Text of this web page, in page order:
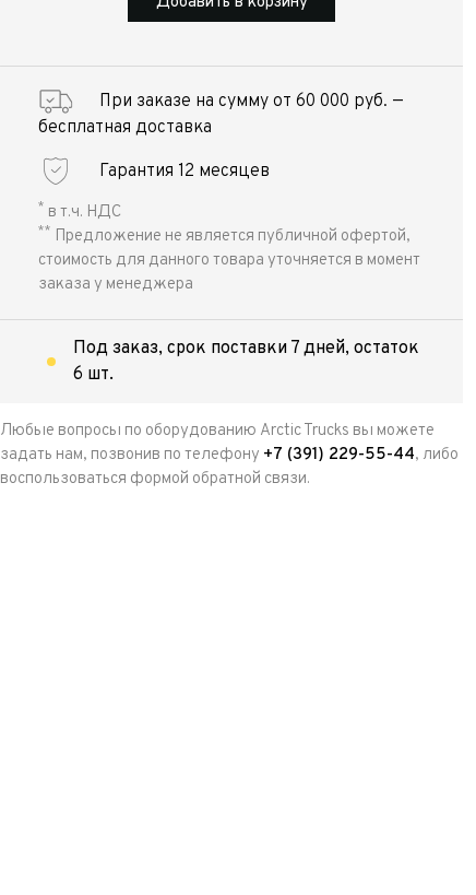
При заказе на сумму от 60 000 руб. —
бесплатная доставка
Гарантия 12 месяцев
* в т.ч. НДС
** Предложение не является публичной офертой,
стоимость для данного товара уточняется в момент
заказа у менеджера
Под заказ, срок поставки 7 дней, остаток
6 шт.
Любые вопросы по оборудованию Arctic Trucks вы можете
задать нам, позвонив по телефону +7 (391) 229-55-44, либо
воспользоваться формой обратной связи.